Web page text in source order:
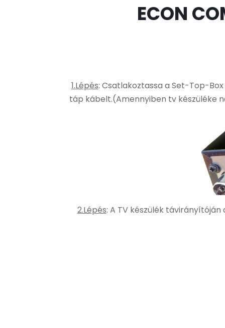
ECON
1.Lépés: Csatlakoztassa a Set-Top-
táp kábelt.(Amennyiben tv készüléke
2.Lépés: A TV készülék